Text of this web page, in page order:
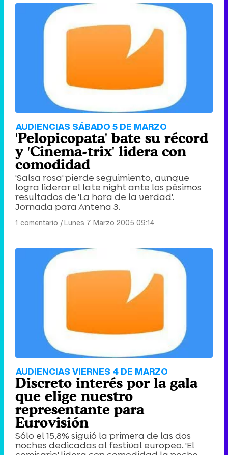
AUDIENCIAS SÁBADO 5 DE MARZO
'Pelopicopata' bate su récord
y 'Cinema-trix' lidera con
comodidad
'Salsa rosa' pierde seguimiento, aunque
logra liderar el late night ante los pésimos
resultados de 'La hora de la verdad'.
Jornada para Antena 3.
1 comentario |Lunes 7 Marzo 2005 09:14
AUDIENCIAS VIERNES 4 DE MARZO
Discreto interés por la gala
que elige nuestro
representante para
Eurovisión
Sólo el 15,8% siguió la primera de las dos
noches dedicadas al festival europeo. 'El